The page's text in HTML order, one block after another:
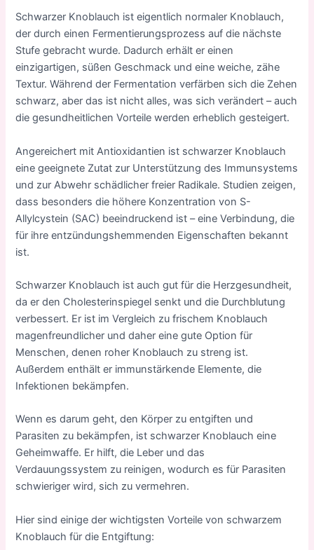
Schwarzer Knoblauch ist eigentlich normaler Knoblauch,
der durch einen Fermentierungsprozess auf die nächste
Stufe gebracht wurde. Dadurch erhält er einen
einzigartigen, süßen Geschmack und eine weiche, zähe
Textur. Während der Fermentation verfärben sich die Zehen
schwarz, aber das ist nicht alles, was sich verändert – auch
die gesundheitlichen Vorteile werden erheblich gesteigert.
Angereichert mit Antioxidantien ist schwarzer Knoblauch
eine geeignete Zutat zur Unterstützung des Immunsystems
und zur Abwehr schädlicher freier Radikale. Studien zeigen,
dass besonders die höhere Konzentration von S-
Allylcystein (SAC) beeindruckend ist – eine Verbindung, die
für ihre entzündungshemmenden Eigenschaften bekannt
ist.
Schwarzer Knoblauch ist auch gut für die Herzgesundheit,
da er den Cholesterinspiegel senkt und die Durchblutung
verbessert. Er ist im Vergleich zu frischem Knoblauch
magenfreundlicher und daher eine gute Option für
Menschen, denen roher Knoblauch zu streng ist.
Außerdem enthält er immunstärkende Elemente, die
Infektionen bekämpfen.
Wenn es darum geht, den Körper zu entgiften und
Parasiten zu bekämpfen, ist schwarzer Knoblauch eine
Geheimwaffe. Er hilft, die Leber und das
Verdauungssystem zu reinigen, wodurch es für Parasiten
schwieriger wird, sich zu vermehren.
Hier sind einige der wichtigsten Vorteile von schwarzem
Knoblauch für die Entgiftung: